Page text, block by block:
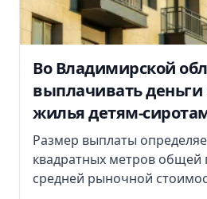
Во Владимирской
выплачивать деньги
жилья детям-
Размер выплаты
квадратных метров
средней рыночной